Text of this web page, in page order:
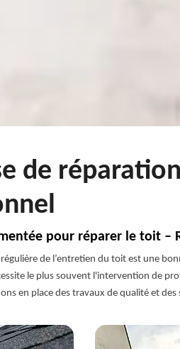
de
pour réparer le toit –
de l’entretien du toit est une
le plus souvent l'intervention de
en place des travaux de qualité et